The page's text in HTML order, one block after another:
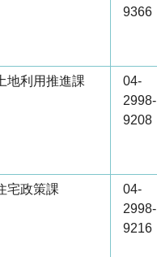
9366
地利用推進課
04-
2998-
9208
宅政策課
04-
2998-
9216